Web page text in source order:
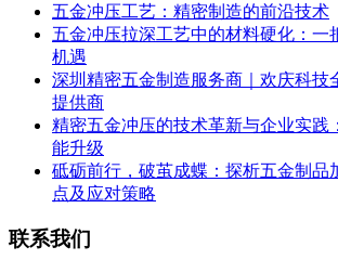
五金冲压工艺：精密制造的前沿技术
五金冲压拉深工艺中的材料硬化：一
机遇
深圳精密五金制造服务商｜欢庆科技
提供商
精密五金冲压的技术革新与企业实践
能升级
砥砺前行，破茧成蝶：探析五金制品
点及应对策略
联系我们